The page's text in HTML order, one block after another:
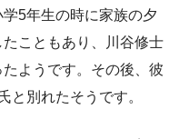
5年生の時に家族の夕
こともあり、川谷修士
ようです。その後、彼
と別れたそうです。